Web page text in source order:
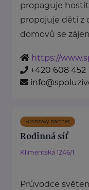
propaguje
propojuje děti z
domovů se
https://
+420 608 452
Bronzový partner
Rodinná síť
Klimentská 1246/1
Průvodce